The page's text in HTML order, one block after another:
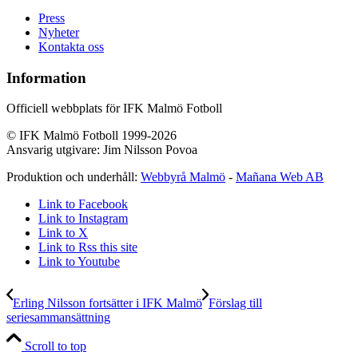
Press
Nyheter
Kontakta oss
Information
Officiell webbplats för IFK Malmö Fotboll
© IFK Malmö Fotboll 1999-2026
Ansvarig utgivare: Jim Nilsson Povoa
Produktion och underhåll: Webbyrå Malmö - Mañana Web AB
Link to Facebook
Link to Instagram
Link to X
Link to Rss this site
Link to Youtube
Erling Nilsson fortsätter i IFK Malmö Förslag till
seriesammansättning
Scroll to top